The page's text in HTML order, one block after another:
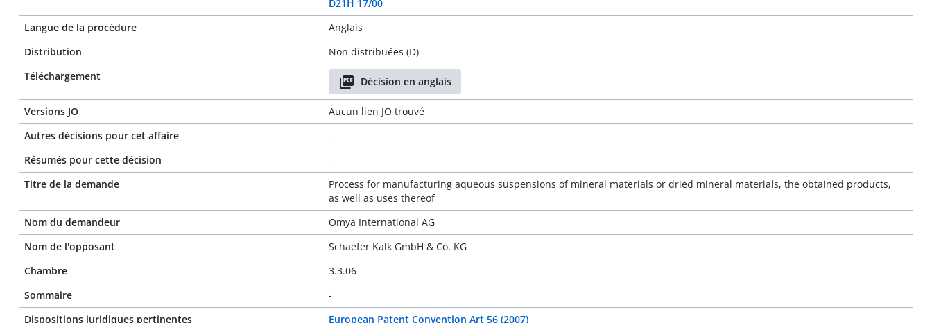
D21H 17/00
Langue de la procédure
Anglais
Distribution
Non distribuées (D)
Téléchargement
Décision en anglais
Versions JO
Aucun lien JO trouvé
Autres décisions pour cet affaire
-
Résumés pour cette décision
-
Titre de la demande
Process for manufacturing aqueous suspensions of mineral materials or dried mineral materials, the obtained products,
as well as uses thereof
Nom du demandeur
Omya International AG
Nom de l'opposant
Schaefer Kalk GmbH & Co. KG
Chambre
3.3.06
Sommaire
-
Dispositions juridiques pertinentes
European Patent Convention Art 56 (2007)